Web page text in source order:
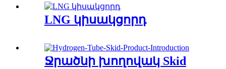
LNG կիսակցորդ
Ջրածնի խողովակ Skid